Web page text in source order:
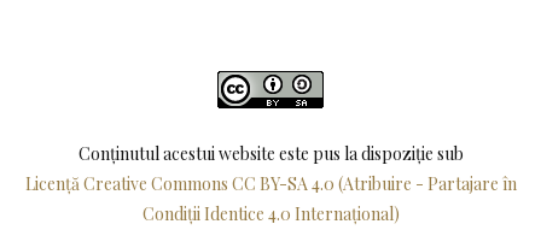
Conținutul acestui website este pus la dispoziţie sub
Licență Creative Commons CC BY-SA 4.0 (Atribuire - Partajare în
Condiții Identice 4.0 Internațional)